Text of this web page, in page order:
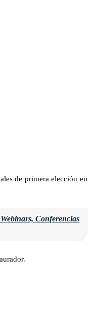
de primera elección en
Conferencias